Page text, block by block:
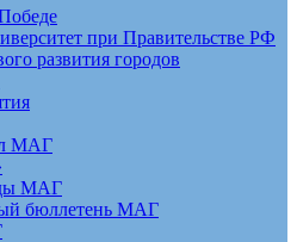
при Правительстве РФ
развития городов
МАГ
МАГ
бюллетень МАГ